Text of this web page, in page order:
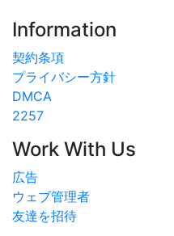
Information
契約条項
プライバシー方針
DMCA
2257
Work With Us
広告
ウェブ管理者
友達を招待